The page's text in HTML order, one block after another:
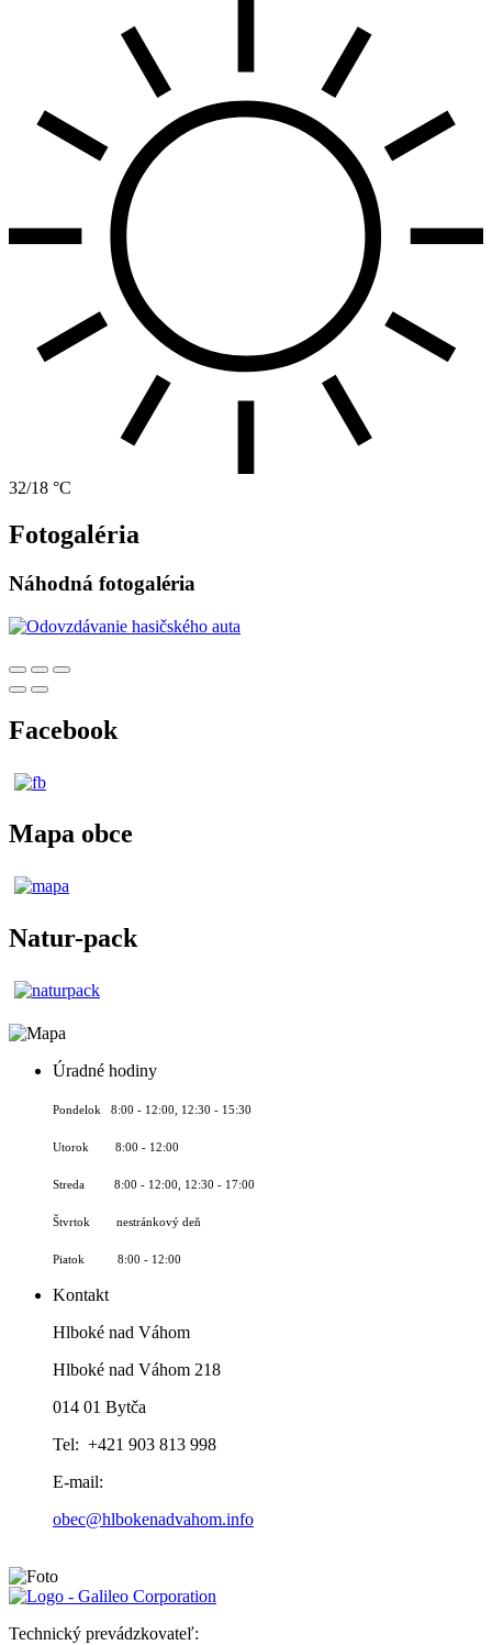
32/18 °C
Fotogaléria
Náhodná fotogaléria
Facebook
Mapa obce
Natur-pack
Úradné hodiny
Pondelok 8:00 - 12:00, 12:30 - 15:30
Utorok 8:00 - 12:00
Streda 8:00 - 12:00, 12:30 - 17:00
Štvrtok nestránkový deň
Piatok 8:00 - 12:00
Kontakt
Hlboké nad Váhom
Hlboké nad Váhom 218
014 01 Bytča
Tel: +421 903 813 998
E-mail:
obec@hlbokenadvahom.info
Technický prevádzkovateľ: